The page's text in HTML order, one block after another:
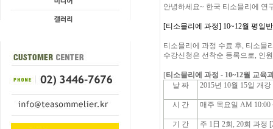
안녕하세요~ 한국 티소믈리에 연
[티소믈리에 과정] 10~12월 평일
티소믈리에 과정 수료 후, 티소믈
수강신청은 선착순 등록으로, 인
[티소믈리에 과정 - 10~12월 교육
날 짜
2015년 10월 15일 개
시 간 매주 목요일 AM 10:00
기 간 주 1日 2회, 20회 과정